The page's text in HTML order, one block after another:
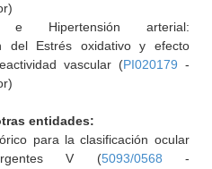
e Hipertensión arterial:
del Estrés oxidativo y efecto
vascular (PI020179 -
entidades:
para la clasificación ocular
V (5093/0568 -